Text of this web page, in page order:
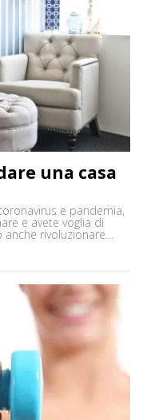
una casa
e pandemia,
e avete voglia di
anche rivoluzionare
le vostre stanze –
dargli, niente